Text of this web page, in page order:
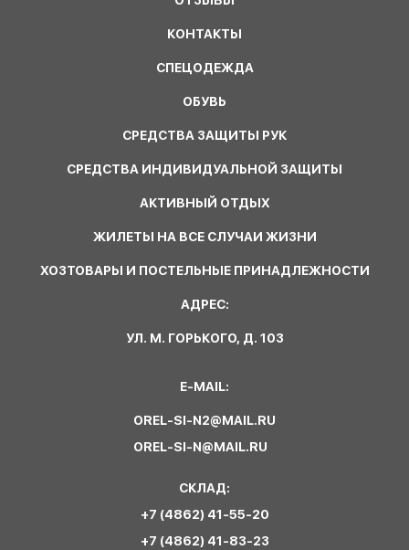
КОНТАКТЫ
СПЕЦОДЕЖДА
ОБУВЬ
СРЕДСТВА ЗАЩИТЫ РУК
СРЕДСТВА ИНДИВИДУАЛЬНОЙ ЗАЩИТЫ
АКТИВНЫЙ ОТДЫХ
ЖИЛЕТЫ НА ВСЕ СЛУЧАИ ЖИЗНИ
ХОЗТОВАРЫ И ПОСТЕЛЬНЫЕ ПРИНАДЛЕЖНОСТИ
АДРЕС:
УЛ. М. ГОРЬКОГО, Д. 103
E-MAIL:
OREL-SI-N2@MAIL.RU
OREL-SI-N@MAIL.RU
СКЛАД:
+7 (4862) 41-55-20
+7 (4862) 41-83-23